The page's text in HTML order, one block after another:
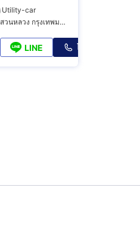
Utility-car
สวนหลวง กรุงเทพมหานคร
LINE โทร